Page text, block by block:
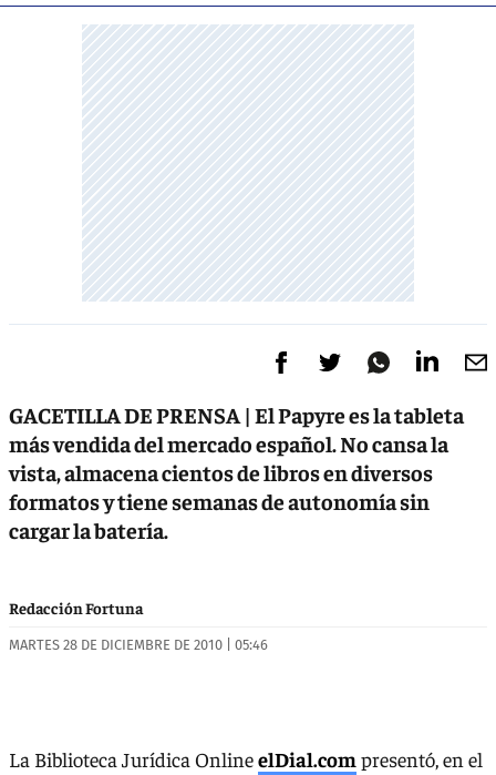
GACETILLA DE PRENSA | El Papyre es la tableta
más vendida del mercado español. No cansa la
vista, almacena cientos de libros en diversos
formatos y tiene semanas de autonomía sin
cargar la batería.
Redacción Fortuna
MARTES 28 DE DICIEMBRE DE 2010 | 05:46
La Biblioteca Jurídica OnlineelDial.com presentó, en el